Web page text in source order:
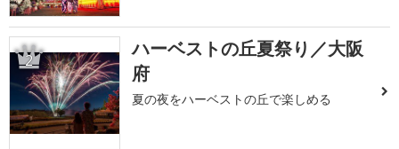
2
ハーベストの丘夏祭り／大阪
府
夏の夜をハーベストの丘で楽しめる